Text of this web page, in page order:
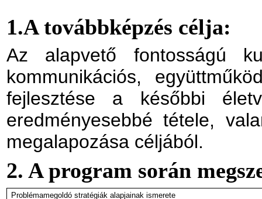
1.A továbbképzés célja:
Az alapvető fontosságú
kommunikációs,
fejlesztése a későbbi
eredményesebbé tétele,
megalapozása céljából.
2. A program során
Problémamegoldó stratégiák alapjainak ismerete